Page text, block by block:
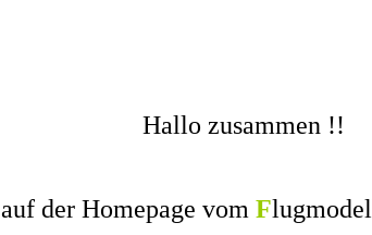
Hallo zusammen !!
der Homepage vom F